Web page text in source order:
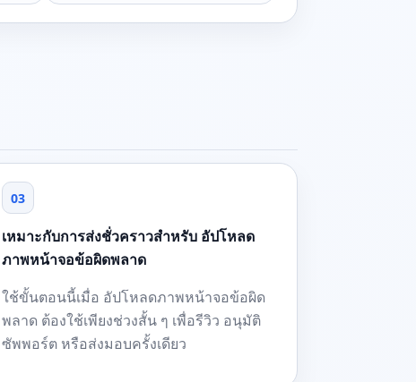
03
เหมาะกับการส่งชั่วคราวสำหรับ อัปโหลด
ภาพหน้าจอข้อผิดพลาด
ใช้ขั้นตอนนี้เมื่อ อัปโหลดภาพหน้าจอข้อผิด
พลาด ต้องใช้เพียงช่วงสั้น ๆ เพื่อรีวิว อนุมัติ
ซัพพอร์ต หรือส่งมอบครั้งเดียว